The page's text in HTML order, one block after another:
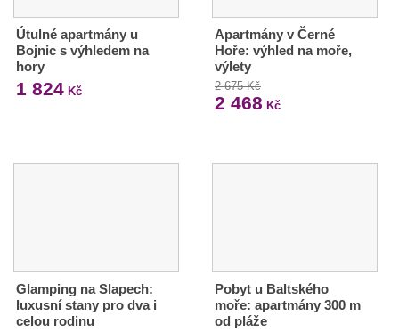
Útulné apartmány u
Bojnic s výhledem na
hory
1 824 Kč
Apartmány v Černé
Hoře: výhled na moře,
výlety
2 675 Kč
2 468 Kč
Glamping na Slapech:
luxusní stany pro dva i
celou rodinu
Pobyt u Baltského
moře: apartmány 300 m
od pláže